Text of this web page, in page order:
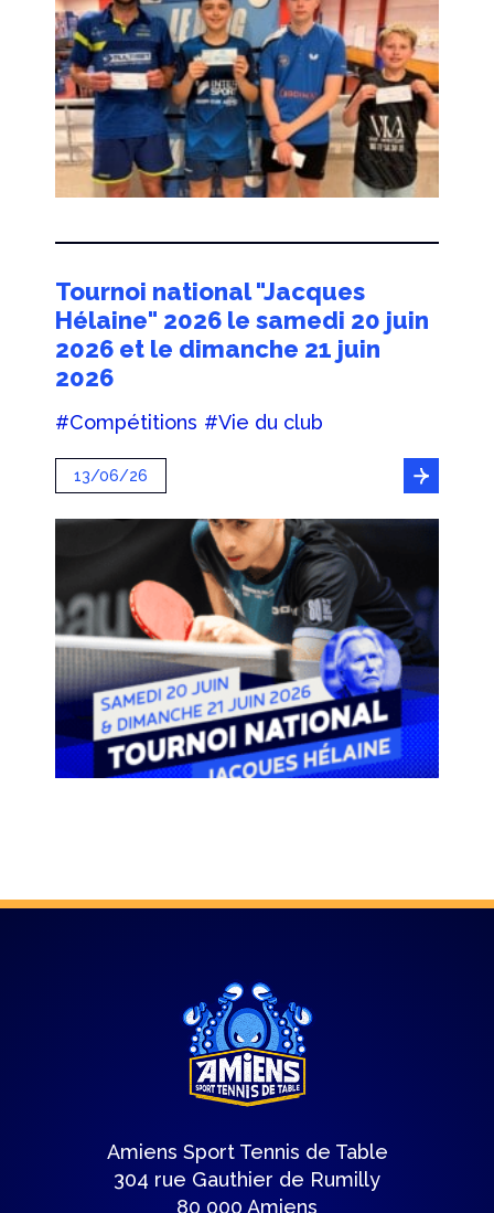
Tournoi national "Jacques
Hélaine" 2026 le samedi 20 juin
2026 et le dimanche 21 juin
2026
#Compétitions #Vie du club
13/06/26
Amiens Sport Tennis de Table
304 rue Gauthier de Rumilly
80 000 Amiens